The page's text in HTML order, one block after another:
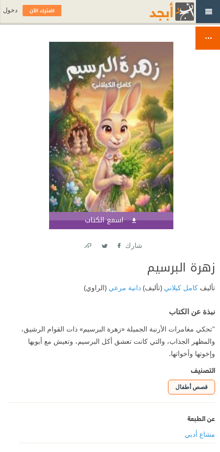
اسمع الكتاب
شارك
زهرة البرسيم
تأليف كامل كيلاني (تأليف) دانية مرعي (الراوي)
نبذة عن الكتاب
"تحكي مغامرات الأرنبة الجميلة «زهرة البرسيم» ذات القوام الرشيق،
والمظهر الجذاب، والتي كانت تعشق أكل البرسيم، وتعيش مع أبويها
وإخوتها وأخواتها.
التصنيف
قصص أطفال
عن الطبعة
مشاع أدبي
اشترك الآن دخول